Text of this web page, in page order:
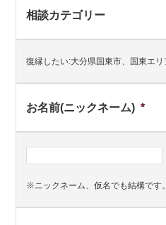
相談カテゴリー
復縁したい:大分県国東市、国東エ
お名前(ニックネーム) *
※ニックネーム、仮名でも結構です。